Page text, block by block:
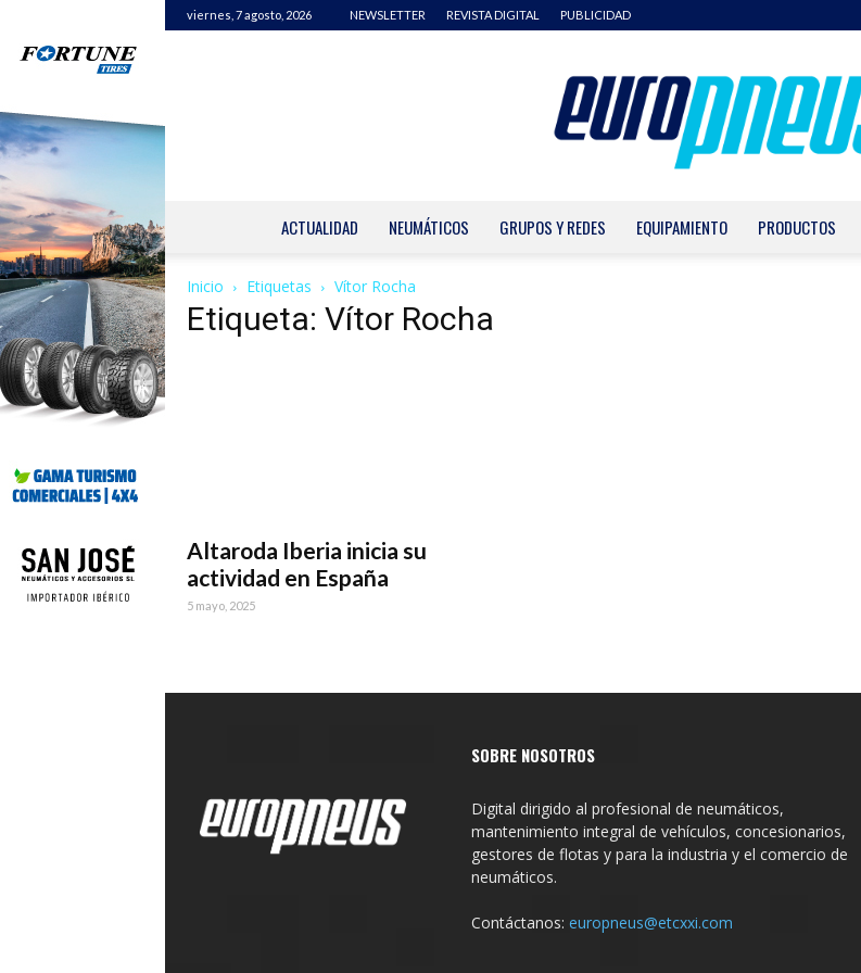
viernes, 7 agosto, 2026 NEWSLETTER REVISTA DIGITAL PUBLICIDAD
ACTUALIDAD NEUMÁTICOS GRUPOS Y REDES EQUIPAMIENTO PRODUCTOS
Inicio Etiquetas Vítor Rocha
Etiqueta: Vítor Rocha
Altaroda Iberia inicia su
actividad en España
5 mayo, 2025
SOBRE NOSOTROS
Digital dirigido al profesional de neumáticos,
mantenimiento integral de vehículos, concesionarios,
gestores de flotas y para la industria y el comercio de
neumáticos.
Contáctanos: europneus@etcxxi.com